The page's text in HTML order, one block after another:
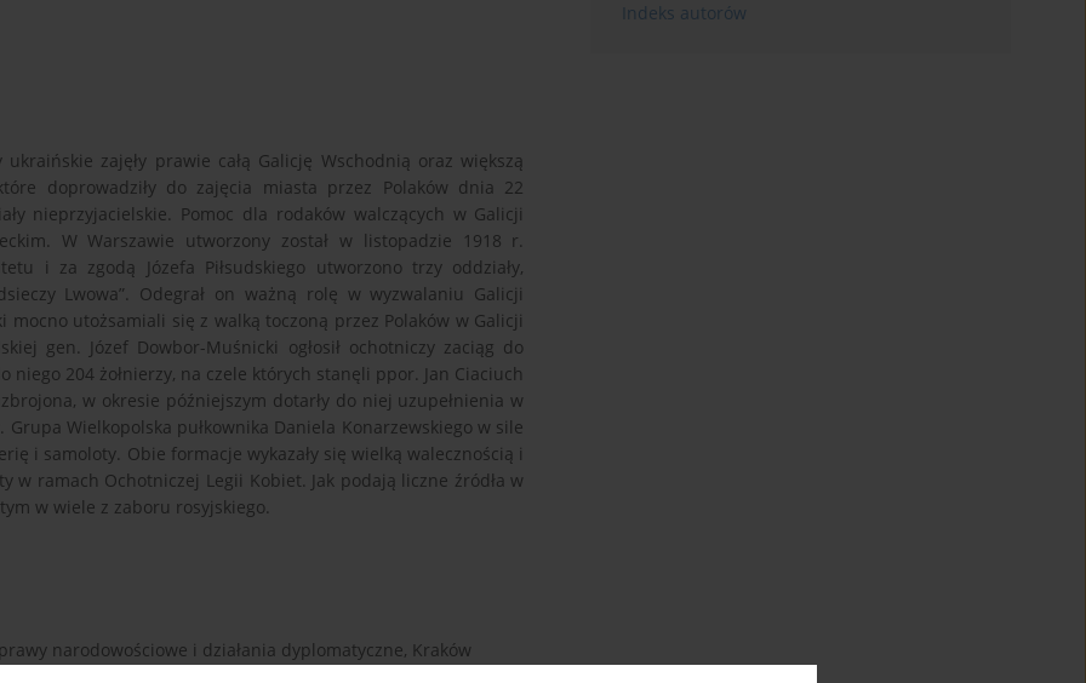
zajęły prawie całą Galicję Wschodnią oraz większą
doprowadziły do zajęcia miasta przez Polaków dnia 22
nieprzyjacielskie. Pomoc dla rodaków walczących w Galicji
W Warszawie utworzony został w listopadzie 1918 r.
i za zgodą Józefa Piłsudskiego utworzono trzy oddziały,
Lwowa”. Odegrał on ważną rolę w wyzwalaniu Galicji
utożsamiali się z walką toczoną przez Polaków w Galicji
gen. Józef Dowbor-Muśnicki ogłosił ochotniczy zaciąg do
niego 204 żołnierzy, na czele których stanęli ppor. Jan Ciaciuch
w okresie późniejszym dotarły do niej uzupełnienia w
Wielkopolska pułkownika Daniela Konarzewskiego w sile
i samoloty. Obie formacje wykazały się wielką walecznością i
w ramach Ochotniczej Legii Kobiet. Jak podają liczne źródła w
w wiele z zaboru rosyjskiego.
narodowościowe i działania dyplomatyczne, Kraków
Indeks autorów